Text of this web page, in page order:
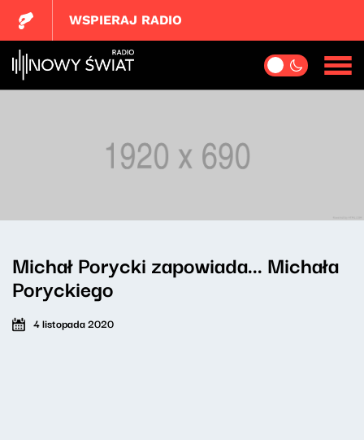
WSPIERAJ RADIO
Michał Porycki zapowiada... Michała
Poryckiego
4 listopada 2020